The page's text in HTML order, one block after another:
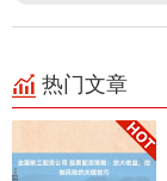
热门文章